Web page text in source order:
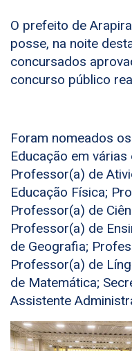
O prefeito de
posse, na noite
concursados
concurso público
Foram nomeados
Educação em
Professor(a) de
Educação Física;
Professor(a) de
Professor(a) de
de Geografia;
Professor(a) de
de Matemática;
Assistente